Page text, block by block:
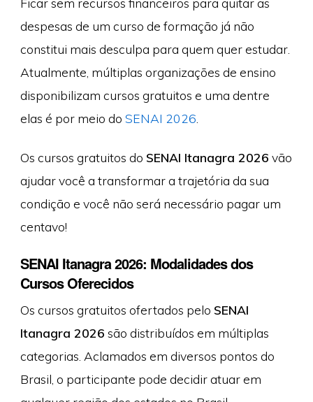
despesas de um curso de formação já não
constitui mais desculpa para quem quer estudar.
Atualmente, múltiplas organizações de ensino
disponibilizam cursos gratuitos e uma dentre
elas é por meio do SENAI 2026
Os cursos gratuitos do SENAI Itanagra 2026 vão
ajudar você a transformar a trajetória da sua
condição e você não será necessário pagar um
centavo!
SENAI Itanagra 2026: Modalidades dos
Cursos Oferecidos
Os cursos gratuitos ofertados pelo SENAI
Itanagra 2026 são distribuídos em múltiplas
categorias. Aclamados em diversos pontos do
Brasil, o participante pode decidir atuar em